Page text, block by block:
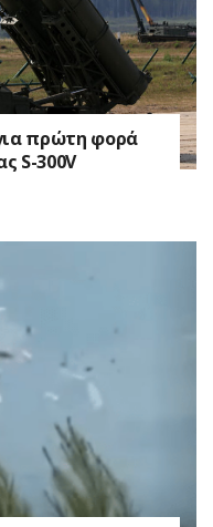
πρώτη φορά
S-300V